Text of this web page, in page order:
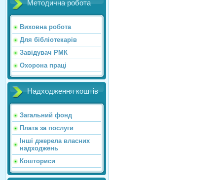
Методична робота
Виховна робота
Для бібліотекарів
Завідувач РМК
Охорона праці
Надходження коштів
Загальний фонд
Плата за послуги
Інші джерела власних
надходжень
Кошториси